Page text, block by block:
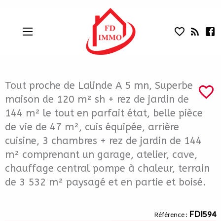
Tout proche de Lalinde A 5 mn,
Liens
Tout proche de Lalinde A 5 mn, Superbe
maison de 120 m² sh + rez de jardin de
144 m² le tout en parfait état, belle pièce
de vie de 47 m², cuis équipée, arrière
cuisine, 3 chambres + rez de jardin de 144
m² comprenant un garage, atelier, cave,
chauffage central pompe à chaleur, terrain
de 3 532 m² paysagé et en partie et boisé.
Référence : FDI594